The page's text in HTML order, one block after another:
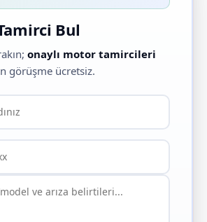
Bul
onaylı motor tamircileri
görüşme ücretsiz.